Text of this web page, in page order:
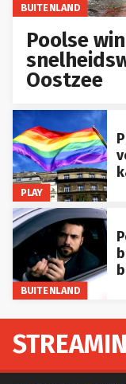
BUITENLAND
Poolse
Oostzee
PLAY
BUITENLAND